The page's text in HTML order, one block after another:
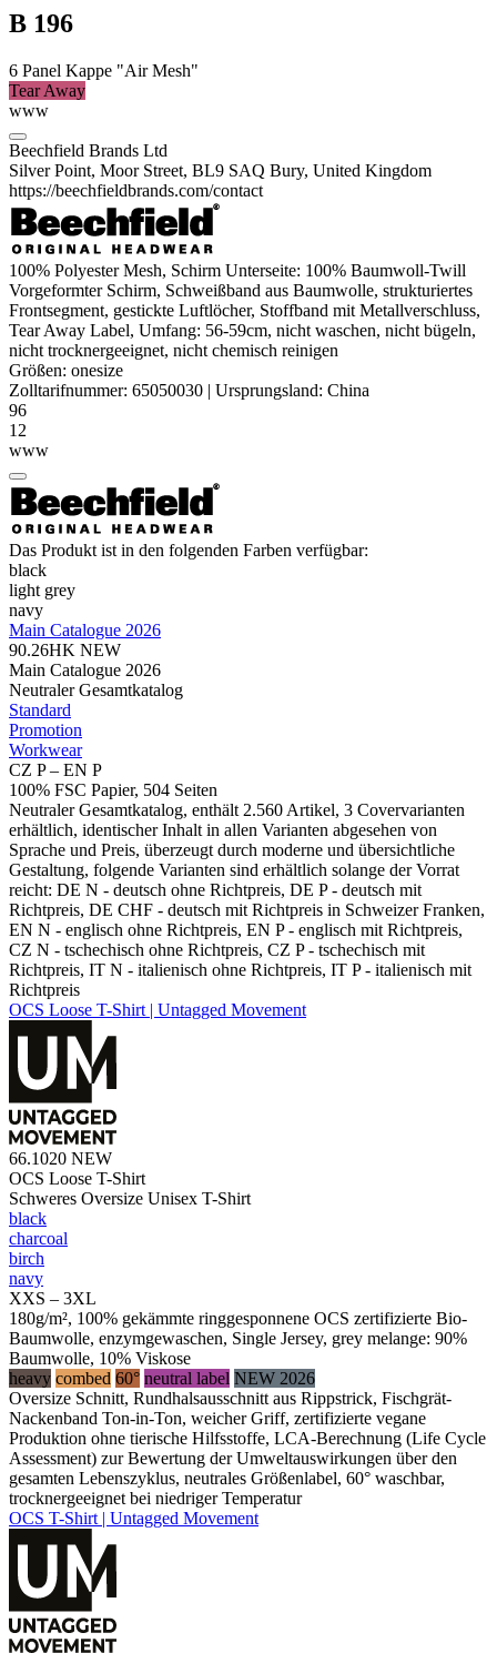
B 196
6 Panel Kappe "Air Mesh"
Tear Away
www
Beechfield Brands Ltd
Silver Point, Moor Street, BL9 SAQ Bury, United Kingdom
https://beechfieldbrands.com/contact
100% PolyesterMesh, Schirm Unterseite: 100% Baumwoll-Twill
Vorgeformter Schirm, Schweißband aus Baumwolle, strukturiertes
Frontsegment, gestickte Luftlöcher, Stoffband mit Metallverschluss,
Tear Away Label, Umfang: 56-59cm, nicht waschen, nicht bügeln,
nicht trocknergeeignet, nicht chemisch reinigen
Größen: onesize
Zolltarifnummer: 65050030 | Ursprungsland: China
96
12
www
Das Produkt ist in den folgenden Farben verfügbar:
black
light grey
navy
Main Catalogue 2026
90.26HK NEW
Main Catalogue 2026
Neutraler Gesamtkatalog
Standard
Promotion
Workwear
CZ P – EN P
100% FSC Papier, 504 Seiten
Neutraler Gesamtkatalog, enthält 2.560 Artikel, 3 Covervarianten
erhältlich, identischer Inhalt in allen Varianten abgesehen von
Sprache und Preis, überzeugt durch moderne und übersichtliche
Gestaltung, folgende Varianten sind erhältlich solange der Vorrat
reicht: DE N - deutsch ohne Richtpreis, DE P - deutsch mit
Richtpreis, DE CHF - deutsch mit Richtpreis in Schweizer Franken,
EN N - englisch ohne Richtpreis, EN P - englisch mit Richtpreis,
CZ N - tschechisch ohne Richtpreis, CZ P - tschechisch mit
Richtpreis, IT N - italienisch ohne Richtpreis, IT P - italienisch mit
Richtpreis
OCS Loose T-Shirt | Untagged Movement
66.1020 NEW
OCS Loose T-Shirt
Schweres Oversize Unisex T-Shirt
black
charcoal
birch
navy
XXS – 3XL
180g/m², 100% gekämmte ringgesponnene OCS zertifizierte Bio-
Baumwolle, enzymgewaschen, Single Jersey, grey melange: 90%
Baumwolle, 10% Viskose
heavy combed 60° neutral label NEW 2026
Oversize Schnitt, Rundhalsausschnitt aus Rippstrick, Fischgrät-
Nackenband Ton-in-Ton, weicher Griff, zertifizierte vegane
Produktion ohne tierische Hilfsstoffe, LCA-Berechnung (Life Cycle
Assessment) zur Bewertung der Umweltauswirkungen über den
gesamten Lebenszyklus, neutrales Größenlabel, 60° waschbar,
trocknergeeignet bei niedriger Temperatur
OCS T-Shirt | Untagged Movement